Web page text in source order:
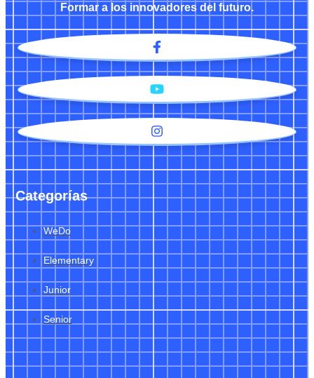
Formar a los innovadores del futuro.
Categorías
WeDo
Elementary
Junior
Senior